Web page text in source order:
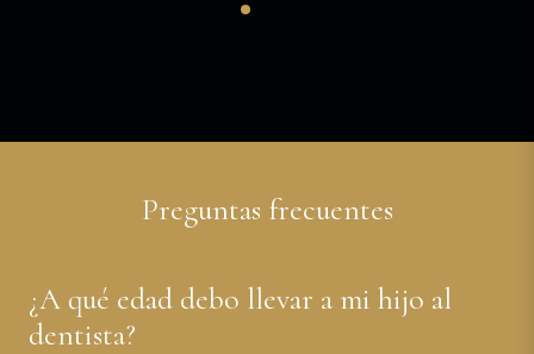
Preguntas frecuentes
¿A qué edad debo llevar a mi hijo al
dentista?